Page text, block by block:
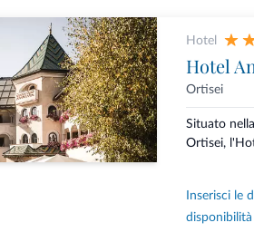
Hotel
Hotel
Ortisei
Situato
Ortisei,
Inserisci le
disponibilità